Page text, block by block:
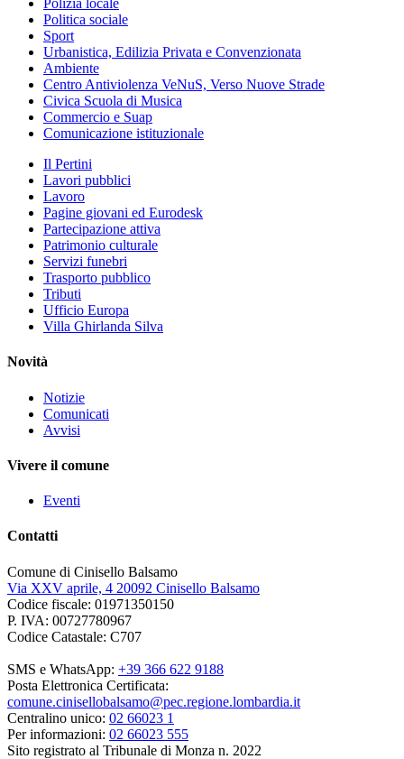
Polizia locale
Politica sociale
Sport
Urbanistica, Edilizia Privata e Convenzionata
Ambiente
Centro Antiviolenza VeNuS, Verso Nuove Strade
Civica Scuola di Musica
Commercio e Suap
Comunicazione istituzionale
Il Pertini
Lavori pubblici
Lavoro
Pagine giovani ed Eurodesk
Partecipazione attiva
Patrimonio culturale
Servizi funebri
Trasporto pubblico
Tributi
Ufficio Europa
Villa Ghirlanda Silva
Novità
Notizie
Comunicati
Avvisi
Vivere il comune
Eventi
Contatti
Comune di Cinisello Balsamo
Via XXV aprile, 4 20092 Cinisello Balsamo
Codice fiscale: 01971350150
P. IVA: 00727780967
Codice Catastale: C707
SMS e WhatsApp: +39 366 622 9188
Posta Elettronica Certificata:
comune.cinisellobalsamo@pec.regione.lombardia.it
Centralino unico: 02 66023 1
Per informazioni: 02 66023 555
Sito registrato al Tribunale di Monza n. 2022